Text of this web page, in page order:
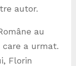
autor.
au
a urmat.
Florin